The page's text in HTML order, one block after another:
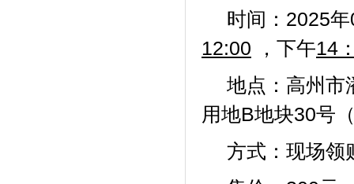
时间：2025
12:00
，下午14
地点：高州市
用地B地块30号
方式：现场领